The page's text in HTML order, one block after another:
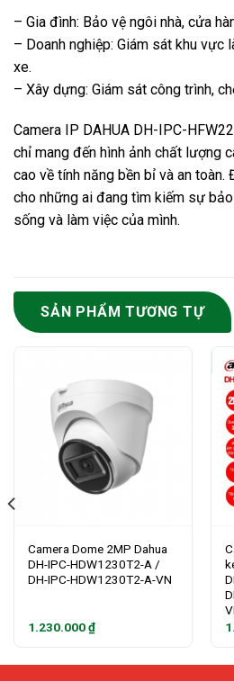
– Gia đình: Bảo vệ ngôi nhà, cửa
– Doanh nghiệp: Giám sát khu vực
xe.
– Xây dựng: Giám sát công trình,
Camera IP DAHUA DH-IPC-
chỉ mang đến hình ảnh chất lượng
cao về tính năng bền bỉ và an
cho những ai đang tìm kiếm sự
sống và làm việc của mình.
SẢN PHẨM TƯƠNG TỰ
Camera Dome 2MP Dahua
DH-IPC-HDW1230T2-A /
DH-IPC-HDW1230T2-A-VN
1.230.000₫